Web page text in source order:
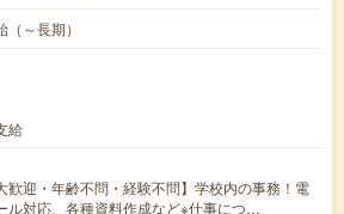
～長期）
給
歓迎・年齢不問・経験不問】学校内の事務！電
ル対応、各種資料作成など※仕事につ…